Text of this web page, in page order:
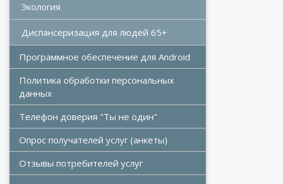
Экология
Диспансеризация для людей 65+
Программное обеспечение для Android
Политика обработки персональных
данных
Телефон доверия "Ты не один"
Опрос получателей услуг (анкеты)
Отзывы потребителей услуг